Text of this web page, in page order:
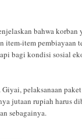
bahwa
item-item pembiayaan
bagi kondisi sosial
pelaksanaan
jutaan rupiah harus
sebagainya.